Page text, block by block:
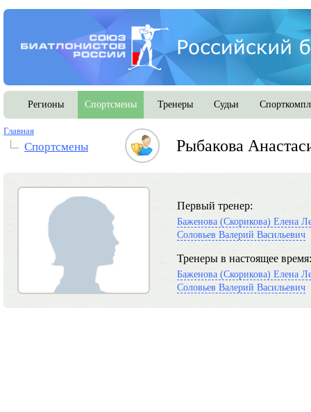
Регионы Спортсмены Тренеры Судьи
Главная
Спортсмены Рыбакова
Первый тренер:
Баженова (Скорикова) Елена
Соловьев Валерий Васильевич
Тренеры в настоящее время:
Баженова (Скорикова) Елена
Соловьев Валерий Васильевич